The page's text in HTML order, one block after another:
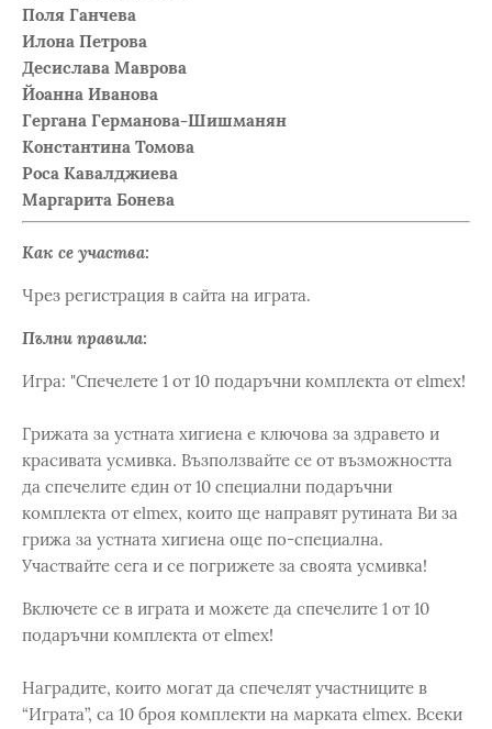
Поля Ганчева
Илона Петрова
Десислава Маврова
Йоанна Иванова
Гергана Германова-Шишманян
Константина Томова
Роса Кавалджиева
Маргарита Бонева
Как се участва:
Чрез регистрация в сайта на играта.
Пълни правила:
Игра: "Спечелете 1 от 10 подаръчни комплекта от elmex!
Грижата за устната хигиена е ключова за здравето и
красивата усмивка. Възползвайте се от възможността
да спечелите един от 10 специални подаръчни
комплекта от elmex, които ще направят рутината Ви за
грижа за устната хигиена още по-специална.
Участвайте сега и се погрижете за своята усмивка!
Включете се в играта и можете да спечелите 1 от 10
подаръчни комплекта от elmex!
Наградите, които могат да спечелят участниците в
“Играта”, са 10 броя комплекти на марката elmex. Всеки